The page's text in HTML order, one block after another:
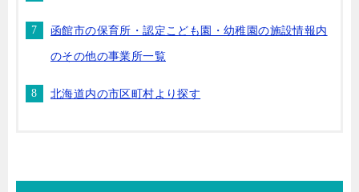
函館市の保育所・認定こども園・幼稚園の施設情報内
のその他の事業所一覧
北海道内の市区町村より探す